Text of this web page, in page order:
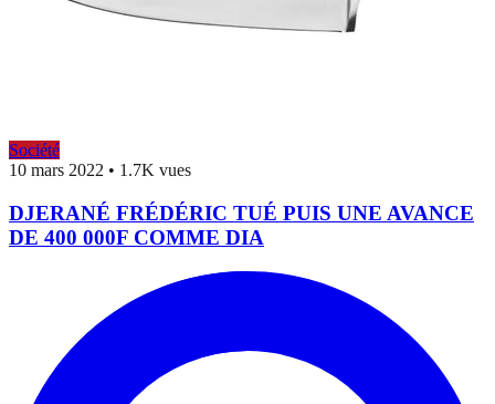
Société
10 mars 2022 • 1.7K vues
DJERANÉ FRÉDÉRIC TUÉ PUIS UNE AVANCE
DE 400 000F COMME DIA